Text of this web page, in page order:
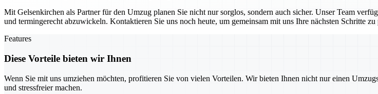
Mit Gelsenkirchen als Partner für den Umzug planen Sie nicht nur sorglos, sondern auch sicher. Unser Team
und termingerecht abzuwickeln. Kontaktieren Sie uns noch heute, um gemeinsam mit uns Ihre nächsten Schritte
Features
Diese Vorteile bieten wir Ihnen
Wenn Sie mit uns umziehen möchten, profitieren Sie von vielen Vorteilen. Wir bieten Ihnen nicht nur einen
und stressfreier machen.